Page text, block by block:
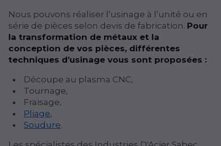
Nous pouvons réaliser l’usinage à l’unité ou en
série de pièces selon devis de fabrication. Pour
la transformation de métaux et la
conception de vos pièces, différentes
techniques d’usinage vous sont proposées :
Découpe au plasma CNC,
Tournage,
Fraisage,
Pliage,
Soudure.